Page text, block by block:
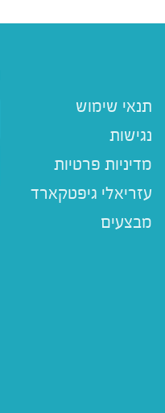
תנאי שימוש
נגישות
מדיניות פרטיות
עזריאלי גיפטקארד
מבצעים